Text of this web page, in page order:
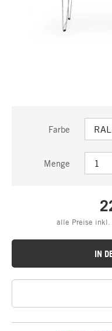
Farbe
Menge
alle Preise inkl.
IN